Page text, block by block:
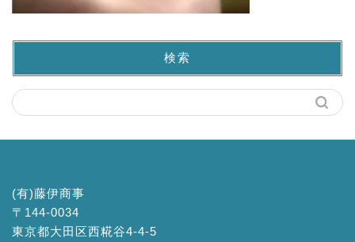
検索
(有)藤伊商事
〒144-0034
東京都大田区西糀谷4-4-5